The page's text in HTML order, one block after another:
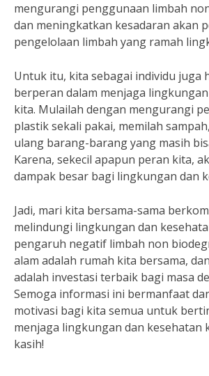
mengurangi penggunaan limbah
dan meningkatkan kesadaran akan
pengelolaan limbah yang ramah
Untuk itu, kita sebagai individu juga
berperan dalam menjaga
kita. Mulailah dengan mengurangi
plastik sekali pakai, memilah
ulang barang-barang yang masih
Karena, sekecil apapun peran kita,
dampak besar bagi lingkungan dan
Jadi, mari kita bersama-sama
melindungi lingkungan dan
pengaruh negatif limbah non
alam adalah rumah kita bersama,
adalah investasi terbaik bagi masa
Semoga informasi ini bermanfaat
motivasi bagi kita semua untuk
menjaga lingkungan dan kesehatan
kasih!